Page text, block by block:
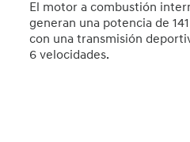
El motor a combustión
generan una potencia de
con una transmisión
6 velocidades.